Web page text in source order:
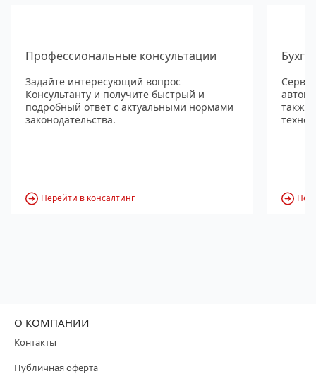
Профессиональные консультации
Задайте интересующий вопрос
Консультанту и получите быстрый и
подробный ответ с актуальными нормами
законодательства.
Перейти в консалтинг
также
О КОМПАНИИ
Контакты
Публичная оферта